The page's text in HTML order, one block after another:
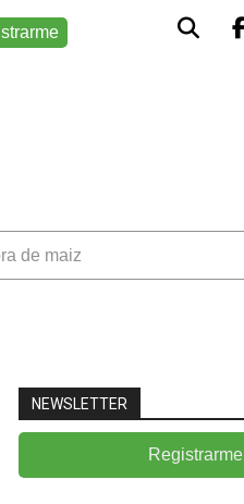
de maiz
NEWSLETTER
Registrarme